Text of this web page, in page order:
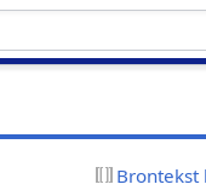
Brontekst